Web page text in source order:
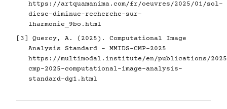
https://artquamanima.com/fr/oeuvres/2025/01/sol-
diese-diminue-recherche-sur-
lharmonie_9bo.html
[3] Quercy, A. (2025). Computational Image
Analysis Standard - MMIDS-CMP-2025
https://multimodal.institute/en/publications/2025/
cmp-2025-computational-image-analysis-
standard-dg1.html